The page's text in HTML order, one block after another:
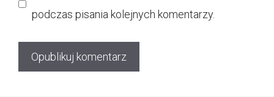
podczas pisania kolejnych komentarzy.